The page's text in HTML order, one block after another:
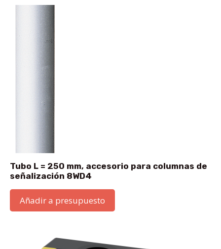
Tubo L = 250 mm, accesorio para columnas de
señalización 8WD4
Añadir a presupuesto